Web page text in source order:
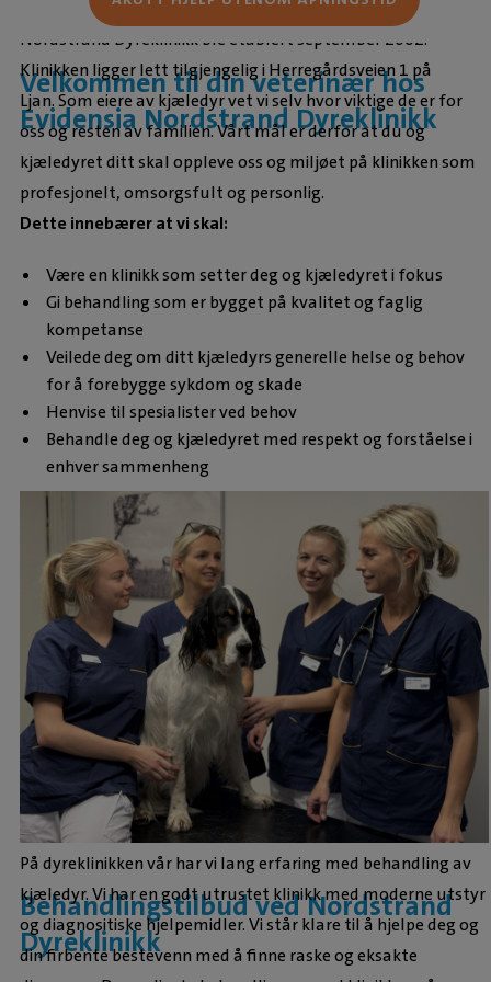
Velkommen til din veterinær hos
Evidensia Nordstrand Dyreklinikk
Nordstrand Dyreklinikk ble etablert september 2002.
Klinikken ligger lett tilgjengelig i Herregårdsveien 1 på
Ljan. Som eiere av kjæledyr vet vi selv hvor viktige de er for
oss og resten av familien. Vårt mål er derfor at du og
kjæledyret ditt skal oppleve oss og miljøet på klinikken som
profesjonelt, omsorgsfult og personlig.
Dette innebærer at vi skal:
Være en klinikk som setter deg og kjæledyret i fokus
Gi behandling som er bygget på kvalitet og faglig
kompetanse
Veilede deg om ditt kjæledyrs generelle helse og behov
for å forebygge sykdom og skade
Henvise til spesialister ved behov
Behandle deg og kjæledyret med respekt og forståelse i
enhver sammenheng
Behandlingstilbud ved Nordstrand
Dyreklinikk
På dyreklinikken vår har vi lang erfaring med behandling av
kjæledyr. Vi har en godt utrustet klinikk med moderne utstyr
og diagnositiske hjelpemidler. Vi står klare til å hjelpe deg og
din firbente bestevenn med å finne raske og eksakte